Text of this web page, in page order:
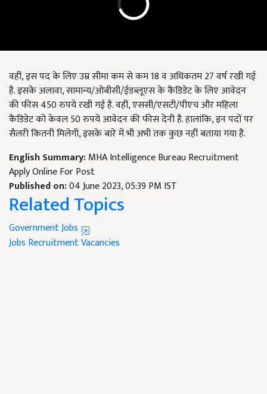
वहीं, इस पद के लिए उम्र सीमा कम से कम 18 व अधिकतम 27 वर्ष रखी गई
है. इसके अलावा, सामान्य/ओबीसी/ईडब्लूएस के कैंडिडेट के लिए आवेदन
की फीस 450 रुपये रखी गई है. वहीं, एससी/एसटी/पीएच और महिला
कैंडिडेट को केवल 50 रुपये आवेदन की फीस देनी है. हालांकि, इन पदों पर
सैलरी कितनी मिलेगी, इसके बारे में भी अभी तक कुछ नहीं बताया गया है.
English Summary:MHA Intelligence Bureau Recruitment
Apply Online For Post
Published on:04 June 2023, 05:39 PM IST
Related Topics
Government Jobs
Jobs RecruitmentVacancies